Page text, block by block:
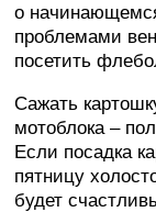
о
проблемами
посетить
Сажать
мотоблока –
Если посадка
пятницу
будет